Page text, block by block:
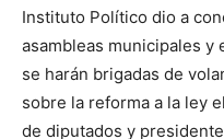
Instituto Político dio a
asambleas municipales y
se harán brigadas de
sobre la reforma a la ley
de diputados y